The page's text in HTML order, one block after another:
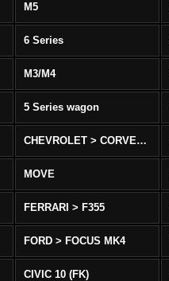
M5
6 Series
M3/M4
5 Series wagon
CHEVROLET > CORVETTE C5/C6
MOVE
FERRARI > F355
FORD > FOCUS MK4
CIVIC 10 (FK)